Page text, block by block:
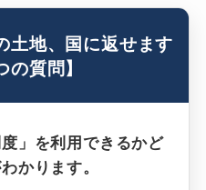
土地、国に返せます
質問】
」を利用できるかど
かります。